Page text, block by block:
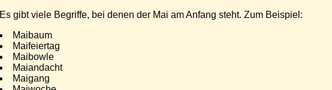
Es gibt viele Begriffe, bei denen der Mai am Anfang steht. Zum Beispiel:
Maibaum
Maifeiertag
Maibowle
Maiandacht
Maigang